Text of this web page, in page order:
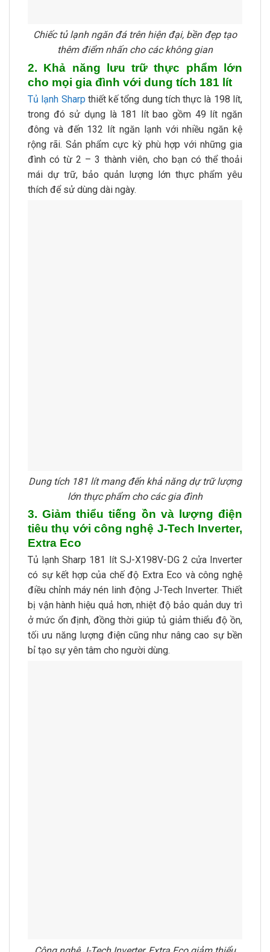
Chiếc tủ lạnh ngăn đá trên hiện đại, bền đẹp tạo
thêm điểm nhấn cho các không gian
2. Khả năng lưu trữ thực phẩm lớn
cho mọi gia đình với dung tích 181 lít
Tủ lạnh Sharp thiết kế tổng dung tích thực là 198 lít,
trong đó sử dụng là 181 lít bao gồm 49 lít ngăn
đông và đến 132 lít ngăn lạnh với nhiều ngăn kệ
rộng rãi. Sản phẩm cực kỳ phù hợp với những gia
đình có từ 2 – 3 thành viên, cho bạn có thể thoải
mái dự trữ, bảo quản lượng lớn thực phẩm yêu
thích để sử dùng dài ngày.
Dung tích 181 lít mang đến khả năng dự trữ lượng
lớn thực phẩm cho các gia đình
3. Giảm thiểu tiếng ồn và lượng điện
tiêu thụ với công nghệ J-Tech Inverter,
Extra Eco
Tủ lạnh Sharp 181 lít SJ-X198V-DG 2 cửa Inverter
có sự kết hợp của chế độ Extra Eco và công nghệ
điều chỉnh máy nén linh động J-Tech Inverter. Thiết
bị vận hành hiệu quả hơn, nhiệt độ bảo quản duy trì
ở mức ổn định, đồng thời giúp tủ giảm thiểu độ ồn,
tối ưu năng lượng điện cũng như nâng cao sự bền
bỉ tạo sự yên tâm cho người dùng.